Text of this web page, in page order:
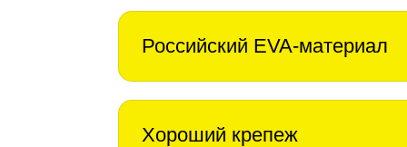
Российский EVA-материал
Хороший крепеж